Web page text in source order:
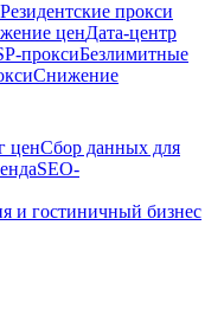
Резидентские прокси
ценДата-центр
проксиБезлимитные
Снижение
ценСбор данных для
SEO-
и гостиничный бизнес